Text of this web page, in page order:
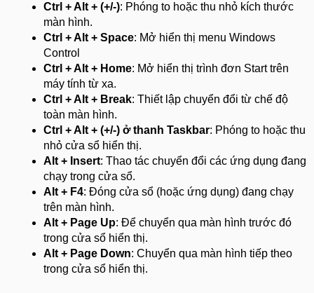
Ctrl + Alt + (+/-): Phóng to hoặc thu nhỏ kích thước
màn hình.
Ctrl + Alt + Space: Mở hiển thị menu Windows
Control
Ctrl + Alt + Home: Mở hiển thị trình đơn Start trên
máy tính từ xa.
Ctrl + Alt + Break: Thiết lập chuyển đổi từ chế độ
toàn màn hình.
Ctrl + Alt + (+/-) ở thanh Taskbar: Phóng to hoặc thu
nhỏ cửa sổ hiển thị.
Alt + Insert: Thao tác chuyển đổi các ứng dụng đang
chạy trong cửa sổ.
Alt + F4: Đóng cửa sổ (hoặc ứng dụng) đang chạy
trên màn hình.
Alt + Page Up: Để chuyển qua màn hình trước đó
trong cửa sổ hiển thị.
Alt + Page Down: Chuyển qua màn hình tiếp theo
trong cửa sổ hiển thị.